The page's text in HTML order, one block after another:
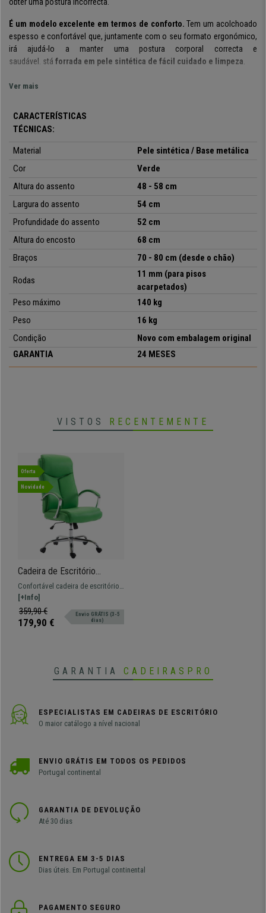
É um modelo excelente em termos de conforto. Tem um acolchoado
espesso e confortável que, juntamente com o seu formato ergonómico,
irá ajudá-lo a manter uma postura corporal correcta e
saudável. stá forrada em pele sintética de fácil cuidado e limpeza
Inclui um
permite que possa escolher entre duas opções ao seu gosto.
detalhes exclusivos e bons acabamentos, como suas costuras visíveis
ou as peças de metal brilhantes. Os seus materiais de fabrico são de
estabilidade e solidez. E
garantia de 2 anoseenvio totalmente grátis
País! Não perca a sua oportunidade e adquira esta poltrona acolchoada
incrível connosco!
• Apoia braços em metal
Forrado em pele sintética
• Base cromada resistente até 140 kg
Disponível em versão pano
Ver mais
CARACTERÍSTICAS
TÉCNICAS:
Material
Pele sintética / Base metálica
Cor
Verde
Altura do assento
48 - 58 cm
Largura do assento
54 cm
Profundidade do assento
52 cm
Altura do encosto
68 cm
Braços
70 - 80 cm (desde o chão)
Rodas
11 mm (para pisos
acarpetados)
Peso máximo
140 kg
Peso
16 kg
Condição
Novo com embalagem original
GARANTIA
24 MESES
VISTOS RECENTEMENTE
Oferta
Novidade
Cadeira de Escritório
BAUDY, Grosso Acolchoado,
Base Metálica, Em Pele, Cor
Verde
Confortável cadeira de escritório
forrada em pele sintética. Tem um
mecanismo de balanço e uma
base metálica.
[+Info]
359,90 €
179,90 €
Envio GRÁTIS (3-5
dias)
GARANTIA CADEIRASPRO
ESPECIALISTAS EM CADEIRAS DE ESCRITÓRIO
O maior catálogo a nível nacional
ENVIO GRÁTIS EM TODOS OS PEDIDOS
Portugal continental
GARANTIA DE DEVOLUÇÃO
Até 30 dias
ENTREGA EM 3-5 DIAS
Dias úteis. Em Portugal continental
PAGAMENTO SEGURO